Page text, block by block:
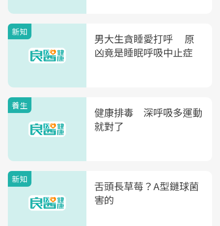
新知
男大生貪睡愛打呼 原
凶竟是睡眠呼吸中止症
養生
健康排毒 深呼吸多運動
就對了
新知
舌頭長草莓？A型鏈球菌
害的